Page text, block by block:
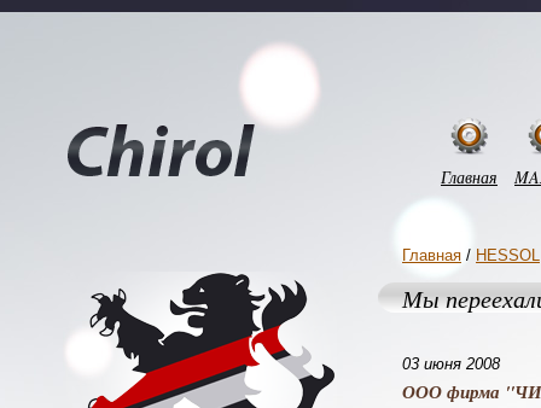
Главная
Главная / HESSOL
Мы
03 июня 2008
ООО фирма